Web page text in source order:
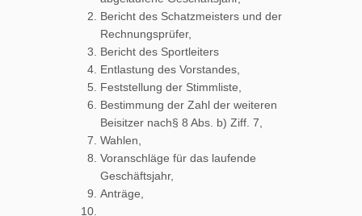
Bericht des Schatzmeisters und der
Rechnungsprüfer,
Bericht des Sportleiters
Entlastung des Vorstandes,
Feststellung der Stimmliste,
Bestimmung der Zahl der weiteren
Beisitzer nach§ 8 Abs. b) Ziff. 7,
Wahlen,
Voranschläge für das laufende
Geschäftsjahr,
Anträge,